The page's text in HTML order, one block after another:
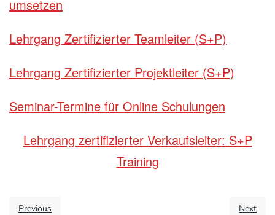
umsetzen
Lehrgang Zertifizierter Teamleiter (S+P)
Lehrgang Zertifizierter Projektleiter (S+P)
Seminar-Termine für Online Schulungen
Lehrgang zertifizierter Verkaufsleiter: S+P
Training
Previous Next